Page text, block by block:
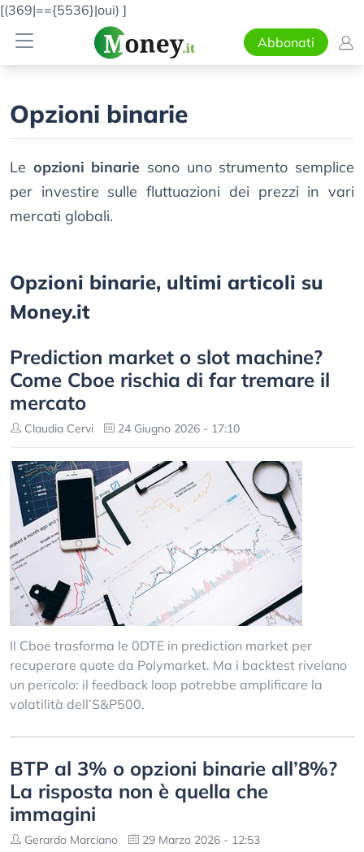
[(369|=={5536}|oui) ]
Abbonati
Opzioni binarie
Le opzioni binarie sono uno strumento semplice
per investire sulle fluttuazioni dei prezzi in vari
mercati globali.
Opzioni binarie, ultimi articoli su
Money.it
Prediction market o slot machine?
Come Cboe rischia di far tremare il
mercato
Claudia Cervi 24 Giugno 2026 - 17:10
Il Cboe trasforma le 0DTE in prediction market per
recuperare quote da Polymarket. Ma i backtest rivelano
un pericolo: il feedback loop potrebbe amplificare la
volatilità dell’S&P500.
BTP al 3% o opzioni binarie all’8%?
La risposta non è quella che
immagini
Gerardo Marciano 29 Marzo 2026 - 12:53